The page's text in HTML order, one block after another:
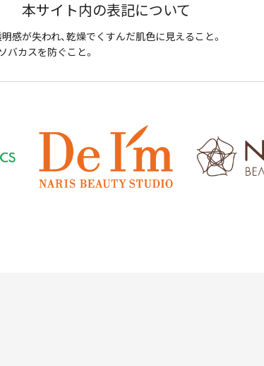
本サイト内の表記について
感が失われ、乾燥でくすんだ肌色に見えること。
バカスを防ぐこと。